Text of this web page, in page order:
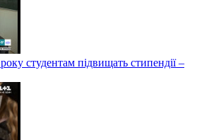
студентам підвищать стипендії –